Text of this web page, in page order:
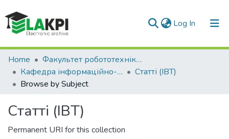
Log In (current)
Communities & Collections
All of DSpace
Home
Факультет робототехніки та приладобудування (ФРП)
Кафедра інформаційно-вимірювальних технологій (ІВТ)
Статті (ІВТ)
Browse by Subject
Статті (ІВТ)
Permanent URI for this collection